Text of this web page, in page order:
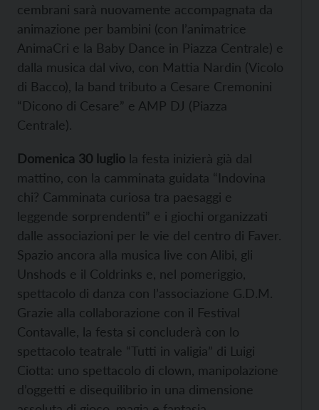
cembrani sarà nuovamente accompagnata da
animazione per bambini (con l’animatrice
AnimaCri e la Baby Dance in Piazza Centrale) e
dalla musica dal vivo, con Mattia Nardin (Vicolo
di Bacco), la band tributo a Cesare Cremonini
“Dicono di Cesare” e AMP DJ (Piazza
Centrale).
Domenica 30 luglio la festa inizierà già dal
mattino, con la camminata guidata “Indovina
chi? Camminata curiosa tra paesaggi e
leggende sorprendenti” e i giochi organizzati
dalle associazioni per le vie del centro di Faver.
Spazio ancora alla musica live con Alibi, gli
Unshods e il Coldrinks e, nel pomeriggio,
spettacolo di danza con l’associazione G.D.M.
Grazie alla collaborazione con il Festival
Contavalle, la festa si concluderà con lo
spettacolo teatrale “Tutti in valigia” di Luigi
Ciotta: uno spettacolo di clown, manipolazione
d’oggetti e disequilibrio in una dimensione